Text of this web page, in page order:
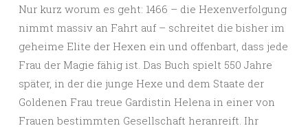
Nur kurz worum es geht: 1466 – die Hexenverfolgung
nimmt massiv an Fahrt auf – schreitet die bisher im
geheime Elite der Hexen ein und offenbart, dass jede
Frau der Magie fähig ist. Das Buch spielt 550 Jahre
später, in der die junge Hexe und dem Staate der
Goldenen Frau treue Gardistin Helena in einer von
Frauen bestimmten Gesellschaft heranreift. Ihr